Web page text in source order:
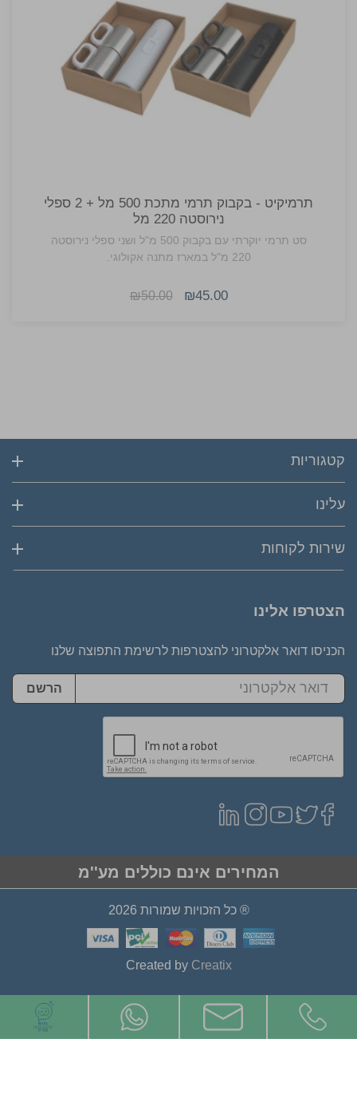
תרמיקיט - בקבוק תרמי מתכת 500 מל + 2 ספלי
נירוסטה 220 מל
סט תרמי יוקרתי עם בקבוק 500 מ"ל ושני ספלי נירוסטה
220 מ"ל במארז מתנה אקולוגי.
₪45.00
₪50.00
קטגוריות
עלינו
שירות לקוחות
הצטרפו אלינו
הכניסו דואר אלקטרוני להצטרפות לרשימת התפוצה שלנו
הרשם
המחירים אינם כוללים מע''מ
® כל הזכויות שמורות 2026
Created by Creatix